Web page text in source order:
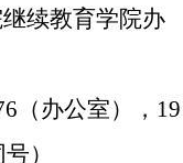
续教育学院办
（办公室）， 19
）